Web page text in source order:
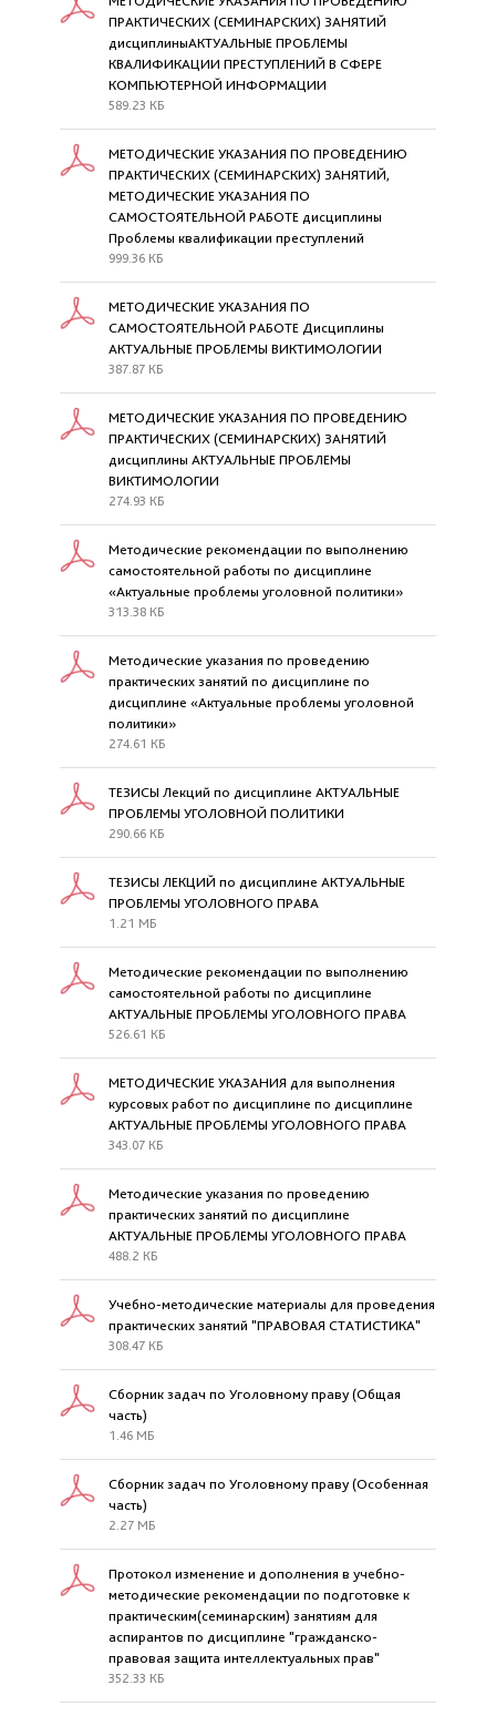
ПРАКТИЧЕСКИХ (СЕМИНАРСКИХ) ЗАНЯТИЙ
дисциплиныАКТУАЛЬНЫЕ ПРОБЛЕМЫ
КВАЛИФИКАЦИИ ПРЕСТУПЛЕНИЙ В СФЕРЕ
КОМПЬЮТЕРНОЙ ИНФОРМАЦИИ
589.23 КБ
МЕТОДИЧЕСКИЕ УКАЗАНИЯ ПО ПРОВЕДЕНИЮ
ПРАКТИЧЕСКИХ (СЕМИНАРСКИХ) ЗАНЯТИЙ,
МЕТОДИЧЕСКИЕ УКАЗАНИЯ ПО
САМОСТОЯТЕЛЬНОЙ РАБОТЕ дисциплины
Проблемы квалификации преступлений
999.36 КБ
МЕТОДИЧЕСКИЕ УКАЗАНИЯ ПО
САМОСТОЯТЕЛЬНОЙ РАБОТЕ Дисциплины
АКТУАЛЬНЫЕ ПРОБЛЕМЫ ВИКТИМОЛОГИИ
387.87 КБ
МЕТОДИЧЕСКИЕ УКАЗАНИЯ ПО ПРОВЕДЕНИЮ
ПРАКТИЧЕСКИХ (СЕМИНАРСКИХ) ЗАНЯТИЙ
дисциплины АКТУАЛЬНЫЕ ПРОБЛЕМЫ
ВИКТИМОЛОГИИ
274.93 КБ
Методические рекомендации по выполнению
самостоятельной работы по дисциплине
«Актуальные проблемы уголовной политики»
313.38 КБ
Методические указания по проведению
практических занятий по дисциплине по
дисциплине «Актуальные проблемы уголовной
политики»
274.61 КБ
ТЕЗИСЫ Лекций по дисциплине АКТУАЛЬНЫЕ
ПРОБЛЕМЫ УГОЛОВНОЙ ПОЛИТИКИ
290.66 КБ
ТЕЗИСЫ ЛЕКЦИЙ по дисциплине АКТУАЛЬНЫЕ
ПРОБЛЕМЫ УГОЛОВНОГО ПРАВА
1.21 МБ
Методические рекомендации по выполнению
самостоятельной работы по дисциплине
АКТУАЛЬНЫЕ ПРОБЛЕМЫ УГОЛОВНОГО ПРАВА
526.61 КБ
МЕТОДИЧЕСКИЕ УКАЗАНИЯ для выполнения
курсовых работ по дисциплине по дисциплине
АКТУАЛЬНЫЕ ПРОБЛЕМЫ УГОЛОВНОГО ПРАВА
343.07 КБ
Методические указания по проведению
практических занятий по дисциплине
АКТУАЛЬНЫЕ ПРОБЛЕМЫ УГОЛОВНОГО ПРАВА
488.2 КБ
Учебно-методические материалы для проведения
практических занятий "ПРАВОВАЯ СТАТИСТИКА"
308.47 КБ
Сборник задач по Уголовному праву (Общая
часть)
1.46 МБ
Сборник задач по Уголовному праву (Особенная
часть)
2.27 МБ
Протокол изменение и дополнения в учебно-
методические рекомендации по подготовке к
практическим(семинарским) занятиям для
аспирантов по дисциплине "гражданско-
правовая защита интеллектуальных прав"
352.33 КБ